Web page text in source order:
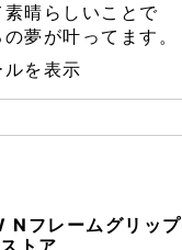
晴らしいことで
夢が叶ってます。
を表示
Nフレームグリップ
トア